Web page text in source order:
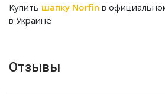
Купить шапку Norfin в
в Украине
Отзывы